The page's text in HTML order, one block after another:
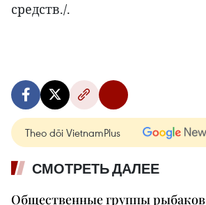
средств./.
Theo dõi VietnamPlus
СМОТРЕТЬ ДАЛЕЕ
Общественные группы рыбаков